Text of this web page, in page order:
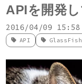
APIを開発
2016/04/09 15:58
API GlassFish